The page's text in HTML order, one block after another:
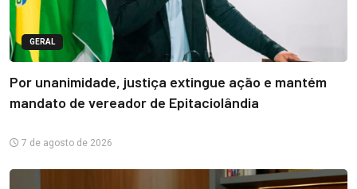
GERAL
Por unanimidade, justiça extingue ação e mantém
mandato de vereador de Epitaciolândia
7 de agosto de 2026